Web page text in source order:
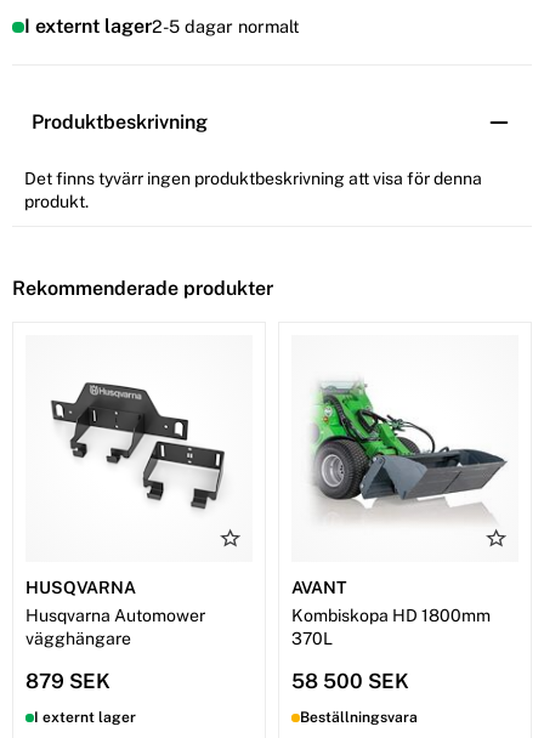
I externt lager2-5 dagar normalt
Produktbeskrivning
Det finns tyvärr ingen produktbeskrivning att visa för denna
produkt.
Rekommenderade produkter
HUSQVARNA
Husqvarna Automower
vägghängare
879 SEK
I externt lager
AVANT
Kombiskopa HD 1800mm
370L
58 500 SEK
Beställningsvara